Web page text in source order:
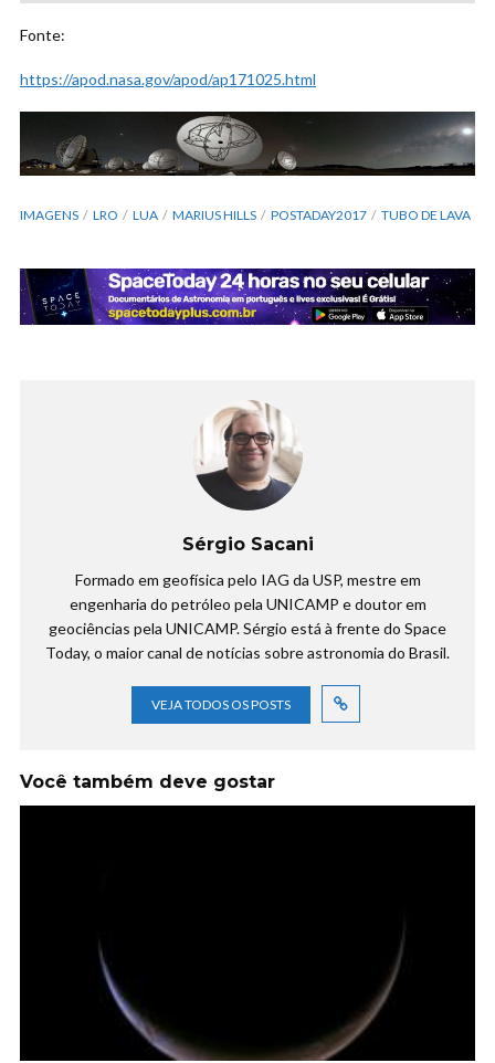
Fonte:
https://apod.nasa.gov/apod/ap171025.html
IMAGENS LRO LUA MARIUS HILLS POSTADAY2017 TUBO DE LAVA
Sérgio Sacani
Formado em geofísica pelo IAG da USP, mestre em
engenharia do petróleo pela UNICAMP e doutor em
geociências pela UNICAMP. Sérgio está à frente do Space
Today, o maior canal de notícias sobre astronomia do Brasil.
VEJA TODOS OS POSTS
Você também deve gostar